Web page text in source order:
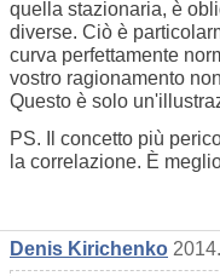
quella stazionaria, è
diverse. Ciò è
curva perfettamente
vostro ragionamento
Questo è solo
PS. Il concetto più
la correlazione. È
Denis Kirichenko